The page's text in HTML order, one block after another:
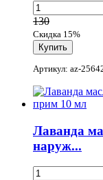
130
Скидка 15%
Артикул: az-
Лаванда
наруж...